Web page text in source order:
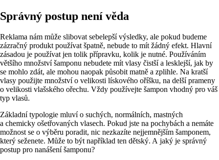
Správný postup není věda
Reklama nám může slibovat sebelepší výsledky, ale pokud budeme
zázračný produkt používat špatně, nebude to mít žádný efekt. Hlavní
zásadou je používat jen tolik přípravku, kolik je nutné. Používáním
většího množství šamponu nebudete mít vlasy čistší a lesklejší, jak by
se mohlo zdát, ale mohou naopak působit matně a zplihle. Na kratší
vlasy použijte množství o velikosti lískového oříšku, na delší prameny
o velikosti vlašského ořechu. Vždy používejte šampon vhodný pro váš
typ vlasů.
Základní typologie mluví o suchých, normálních, mastných
a chemicky ošetřovaných vlasech. Pokud jste na pochybách a nemáte
možnost se o výběru poradit, nic nezkazíte nejjemnějším šamponem,
který seženete. Může to být například ten dětský. A jaký je správný
postup pro nanášení šamponu?